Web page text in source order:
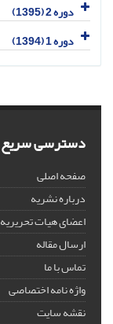
دوره 2 (1395)
دوره 1 (1394)
دسترسی سریع
صفحه اصلی
درباره نشریه
اعضای هیات تحریریه
ارسال مقاله
تماس با ما
واژه نامه اختصاصی
نقشه سایت